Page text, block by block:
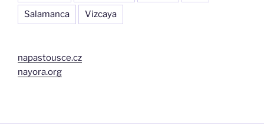
Salamanca Vizcaya
napastousce.cz
nayora.org